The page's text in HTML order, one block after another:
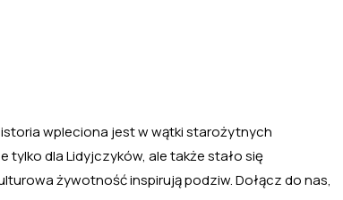
wpleciona jest w wątki starożytnych
tylko dla Lidyjczyków, ale także stało się
żywotność inspirują podziw. Dołącz do nas,